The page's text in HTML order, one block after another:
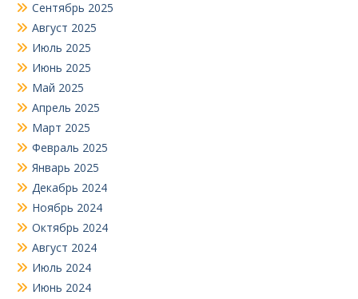
Сентябрь 2025
Август 2025
Июль 2025
Июнь 2025
Май 2025
Апрель 2025
Март 2025
Февраль 2025
Январь 2025
Декабрь 2024
Ноябрь 2024
Октябрь 2024
Август 2024
Июль 2024
Июнь 2024